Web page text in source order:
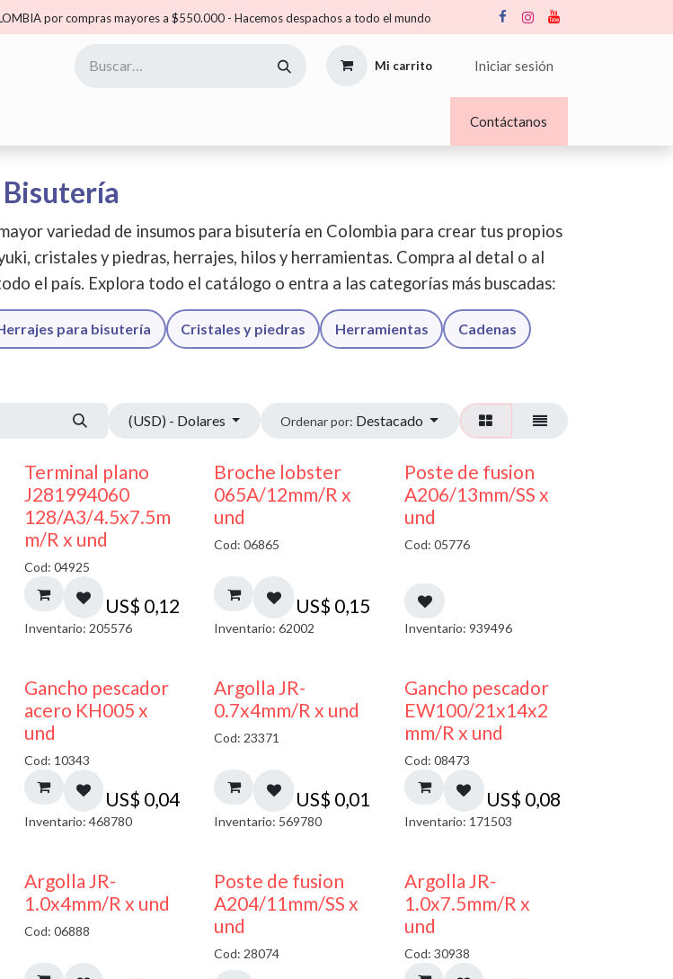
por compras mayores a $550.000 - Hacemos despachos a todo el mundo
Mi carrito Iniciar sesión
Contáctanos
variedad de insumos para bisutería en Colombia para crear tus propios
cristales y piedras, herrajes, hilos y herramientas. Compra al detal o al
el país. Explora todo el catálogo o entra a las categorías más buscadas:
para bisutería Cristales y piedras Herramientas Cadenas
(USD) - Dolares Ordenar por: Destacado
Terminal plano
J281994060
128/A3/4.5x7.5m
m/R x und
Cod: 04925
US$ 0,12
Inventario: 205576
Broche lobster
065A/12mm/R x
und
Cod: 06865
US$ 0,15
Inventario: 62002
Poste de fusion
A206/13mm/SS x
und
Cod: 05776
Inventario: 939496
Gancho pescador
acero KH005 x
und
Cod: 10343
US$ 0,04
Inventario: 468780
Argolla JR-
0.7x4mm/R x und
Cod: 23371
US$ 0,01
Inventario: 569780
Gancho pescador
EW100/21x14x2
mm/R x und
Cod: 08473
US$ 0,08
Inventario: 171503
Argolla JR-
1.0x4mm/R x und
Cod: 06888
Poste de fusion
A204/11mm/SS x
und
Cod: 28074
Argolla JR-
1.0x7.5mm/R x
und
Cod: 30938